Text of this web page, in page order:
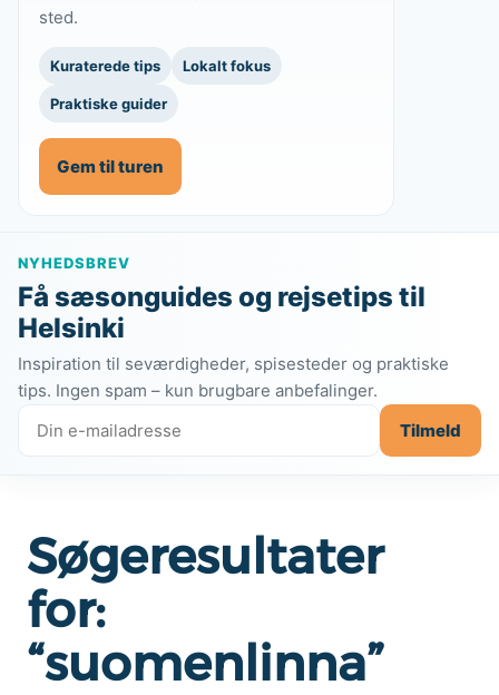
sted.
Kuraterede tips Lokalt fokus
Praktiske guider
Gem til turen
NYHEDSBREV
Få sæsonguides og rejsetips til
Helsinki
Inspiration til seværdigheder, spisesteder og praktiske
tips. Ingen spam – kun brugbare anbefalinger.
Tilmeld
Søgeresultater
for:
“suomenlinna”